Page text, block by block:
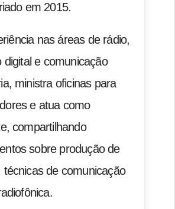
em 2015.
nas áreas de rádio,
digital e comunicação
ministra oficinas para
e atua como
compartilhando
sobre produção de
técnicas de comunicação